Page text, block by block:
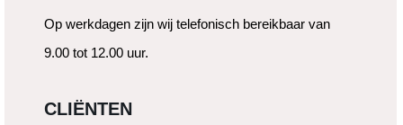
Op werkdagen zijn wij telefonisch bereikbaar van
9.00 tot 12.00 uur.
CLIËNTEN